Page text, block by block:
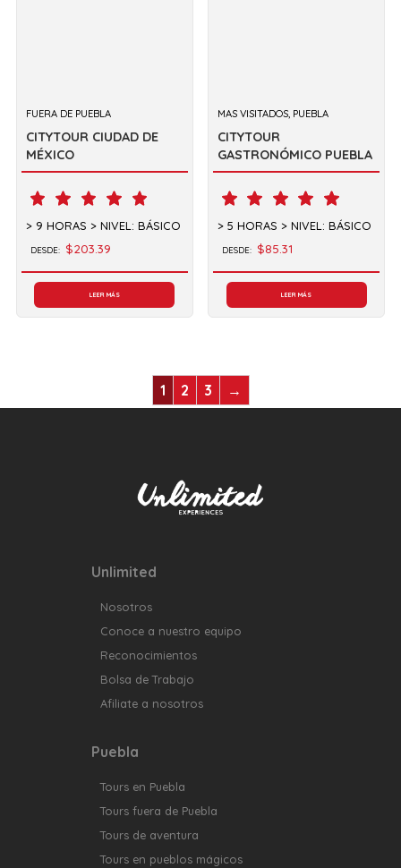
FUERA DE PUEBLA
CITYTOUR CIUDAD DE
MÉXICO
9 HORAS NIVEL: BÁSICO
DESDE: $203.39
LEER MÁS
MAS VISITADOS, PUEBLA
CITYTOUR
GASTRONÓMICO PUEBLA
5 HORAS NIVEL: BÁSICO
DESDE: $85.31
LEER MÁS
1 2 3 →
Unlimited
Nosotros
Conoce a nuestro equipo
Reconocimientos
Bolsa de Trabajo
Afiliate a nosotros
Puebla
Tours en Puebla
Tours fuera de Puebla
Tours de aventura
Tours en pueblos mágicos